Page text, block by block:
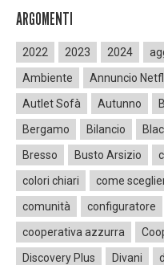
ARGOMENTI
2022 2023 2024
Ambiente
Annuncio
Autlet Sofà
Autunno
Bergamo
Bilancio
Bresso
Busto Arsizio
colori chiari
come
comunità
configuratore
cooperativa azzurra
Discovery Plus
Divani